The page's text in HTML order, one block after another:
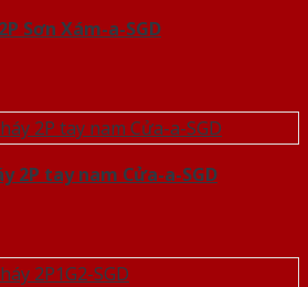
Sơn Xám-a-SGD
2P tay nam Cửa-a-SGD